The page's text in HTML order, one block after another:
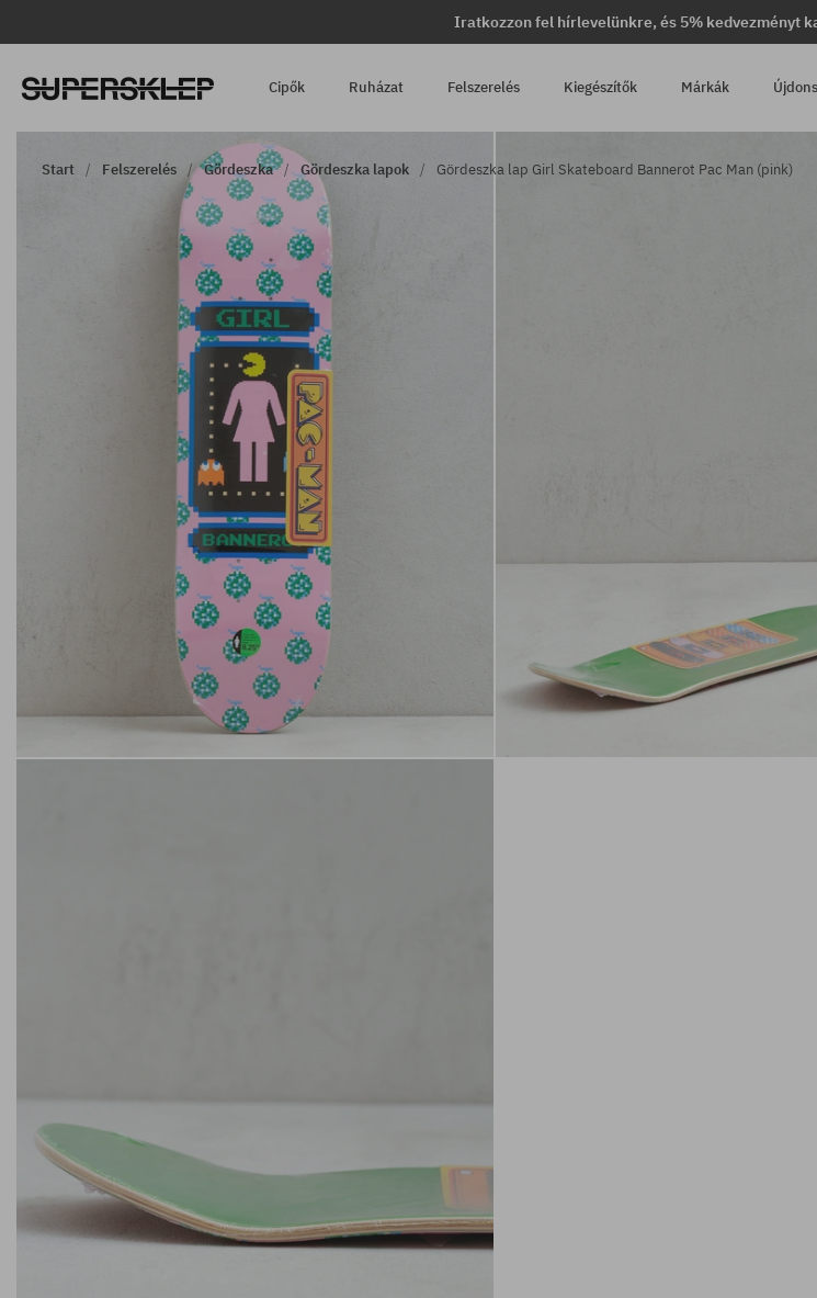
Iratkozzon fel hírlevelünkre, és 5% kedvezményt
Cipők Ruházat Felszerelés Kiegészítők Márkák
Start Felszerelés Gördeszka Gördeszka lapok Gördeszka lap Girl Skateboard Bannerot Pac Man (pink)